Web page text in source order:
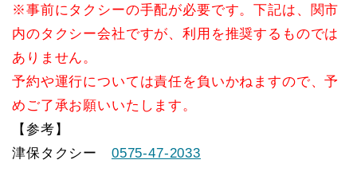
※事前にタクシーの手配が必要です。下記は、関市
内のタクシー会社ですが、利用を推奨するものでは
ありません。
予約や運行については責任を負いかねますので、予
めご了承お願いいたします。
【参考】
津保タクシー 0575-47-2033